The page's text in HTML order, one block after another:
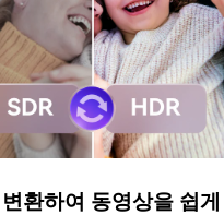
환하여 동영상을 쉽